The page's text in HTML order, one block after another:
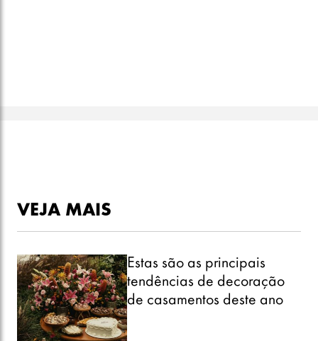
VEJA MAIS
Estas são as principais
tendências de decoração
de casamentos deste ano